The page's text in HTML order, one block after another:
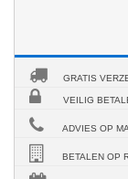
GRATIS
VEILIG
ADVIES OP
BETALEN OP